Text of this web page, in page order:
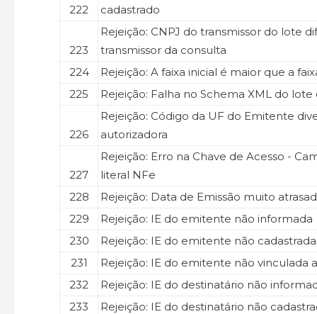
222
cadastrado
223
Rejeição: CNPJ do transmissor do lote
transmissor da consulta
224
Rejeição: A faixa inicial é maior que a
225
Rejeição: Falha no Schema XML do lote
226
Rejeição: Código da UF do Emitente
autorizadora
227
Rejeição: Erro na Chave de Acesso -
literal NFe
228
Rejeição: Data de Emissão muito
229
Rejeição: IE do emitente não informada
230
Rejeição: IE do emitente não cadastrada
231
Rejeição: IE do emitente não vinculada
232
Rejeição: IE do destinatário não
233
Rejeição: IE do destinatário não